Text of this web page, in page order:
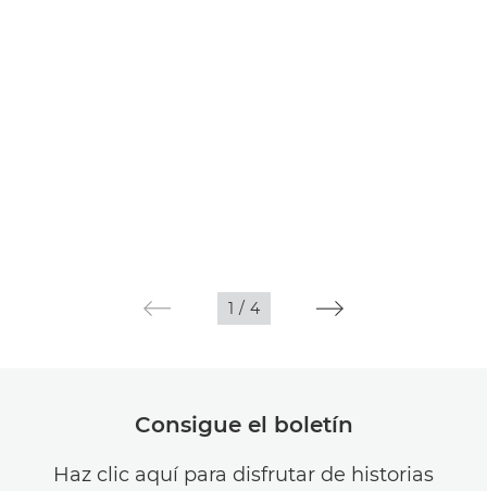
1 / 4
Consigue el boletín
Haz clic aquí para disfrutar de historias